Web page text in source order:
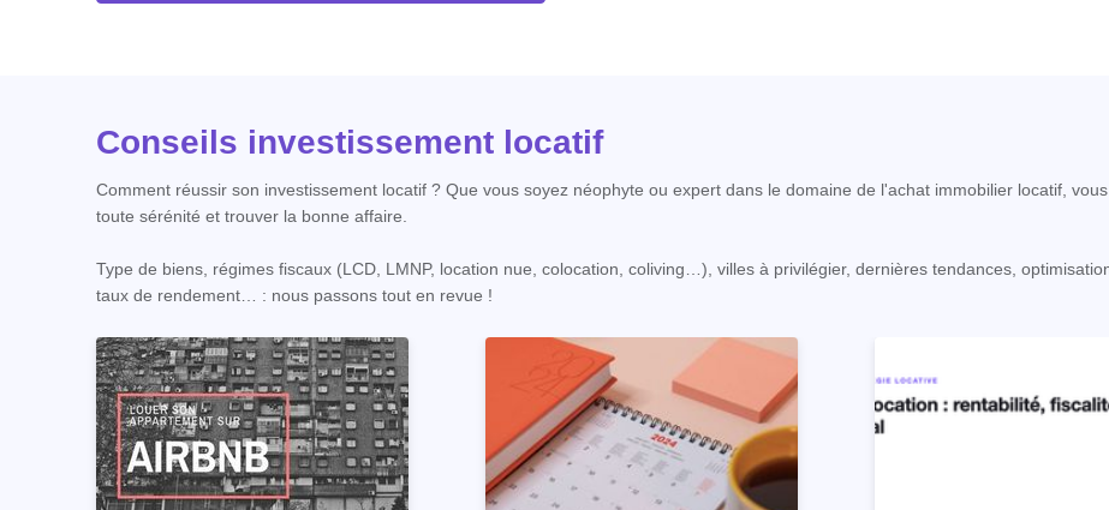
Conseils investissement locatif
Comment réussir son investissement locatif ? Que vous soyez néophyte ou expert dans le domaine de l'achat immobilier locatif,
toute sérénité et trouver la bonne affaire.
Type de biens, régimes fiscaux (LCD, LMNP, location nue, colocation, coliving…), villes à privilégier, dernières tendances,
taux de rendement… : nous passons tout en revue !